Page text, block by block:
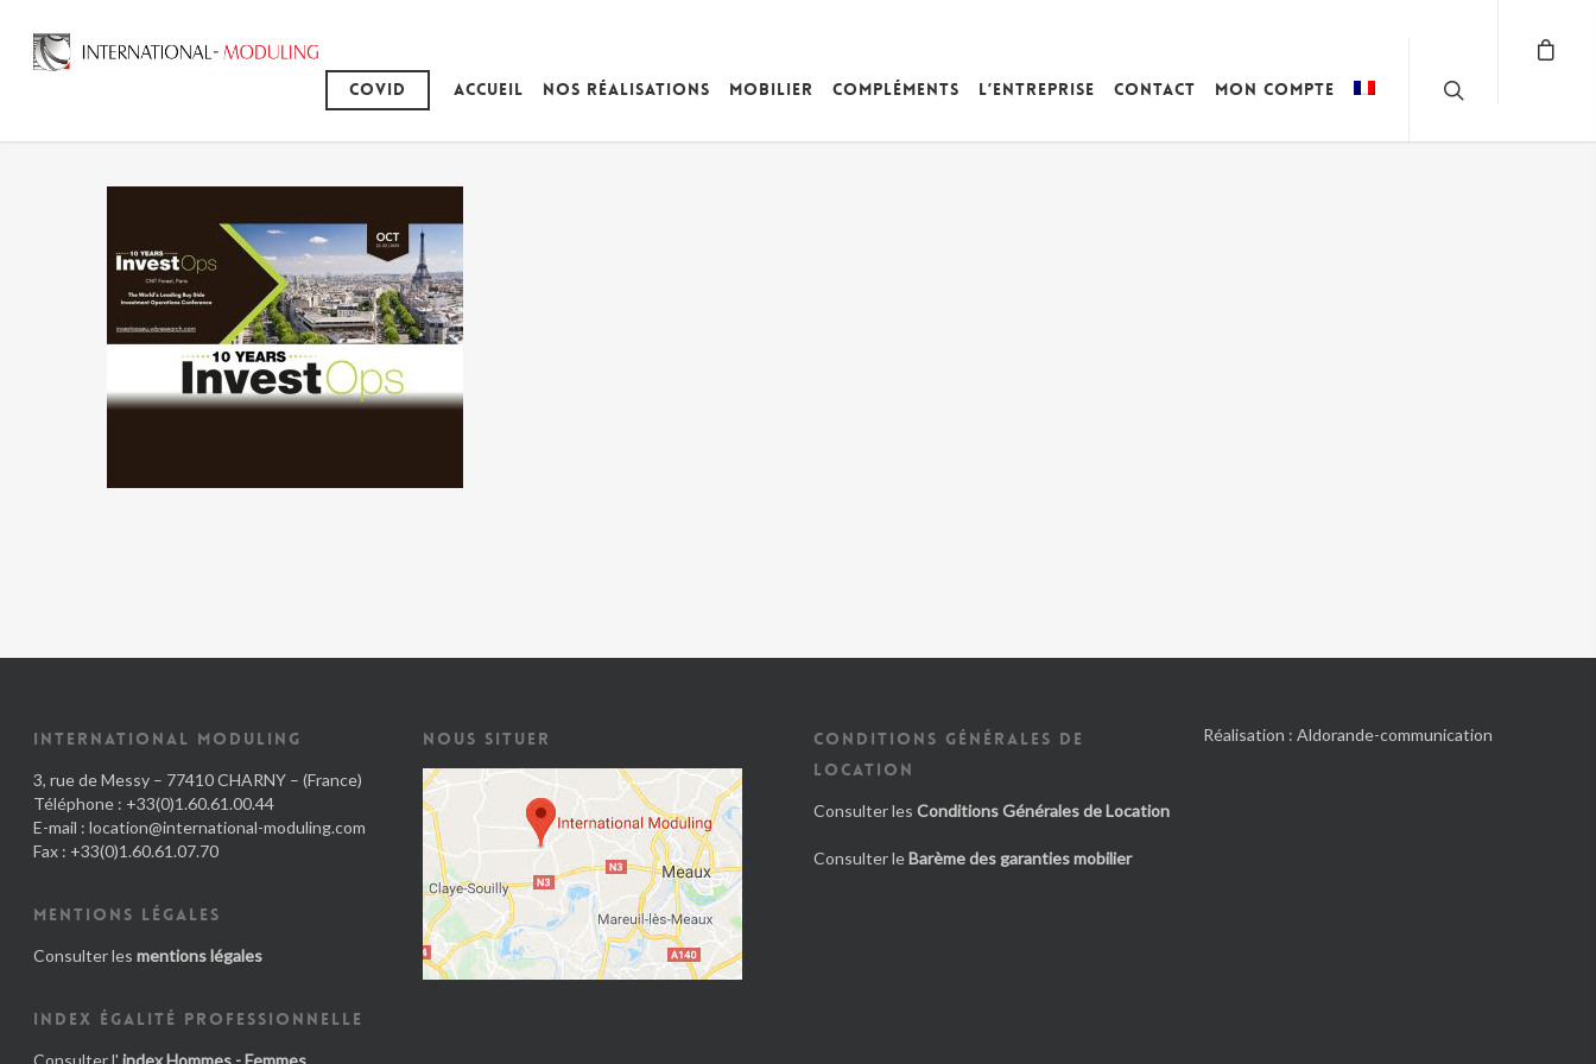
Covid Accueil Nos réalisations Mobilier Compléments L’entreprise Contact Mon compte
INTERNATIONAL MODULING
3, rue de Messy – 77410 CHARNY – (France)
Téléphone : +33(0)1.60.61.00.44
E-mail : location@international-moduling.com
Fax : +33(0)1.60.61.07.70
MENTIONS LÉGALES
Consulter les mentions légales
INDEX ÉGALITÉ PROFESSIONNELLE
Consulter l' index Hommes - Femmes
NOUS SITUER
CONDITIONS GÉNÉRALES DE
LOCATION
Consulter les Conditions Générales de Location
Consulter leBarème des garanties mobilier
Réalisation :Aldorande-communication